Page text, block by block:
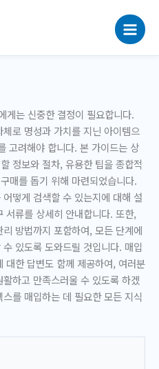
게는 신중한 결정이 필요합니다.
로 명성과 가치를 지닌 아이템으
고려해야 합니다. 본 가이드는 상
정보와 절차, 유용한 팁을 종합적
매를 돕기 위해 마련되었습니다.
떻게 검색할 수 있는지에 대해 설
서류를 상세히 안내합니다. 또한,
방법까지 포함하여, 모든 단계에
있도록 도와드릴 것입니다. 매입
대한 답변도 함께 제공하여, 여러분
하고 만족스러울 수 있도록 하겠
를 매입하는 데 필요한 모든 지식